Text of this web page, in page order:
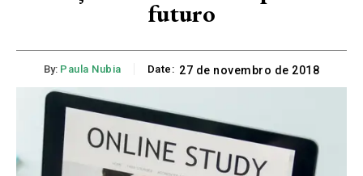
futuro
By: Paula Nubia Date: 27 de novembro de 2018